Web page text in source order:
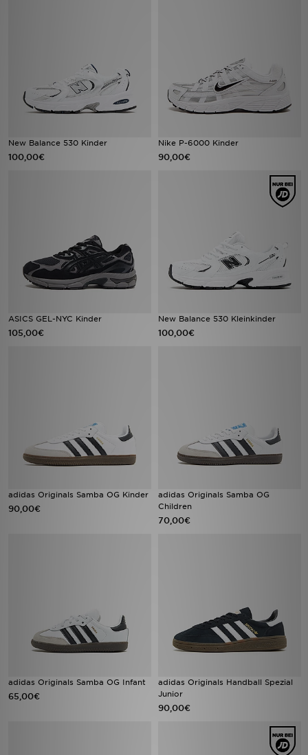
New Balance 530 Kinder
100,00€
Nike P-6000 Kinder
90,00€
ASICS GEL-NYC Kinder
105,00€
New Balance 530 Kleinkinder
100,00€
adidas Originals Samba OG Kinder
90,00€
adidas Originals Samba OG
Children
70,00€
adidas Originals Samba OG Infant
65,00€
adidas Originals Handball Spezial
Junior
90,00€